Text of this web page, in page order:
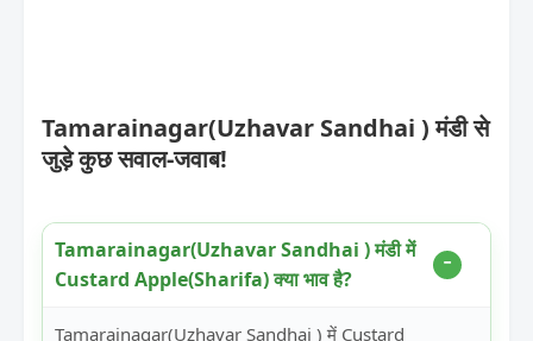
Tamarainagar(Uzhavar Sandhai ) मंडी से
जुड़े कुछ सवाल-जवाब!
Tamarainagar(Uzhavar Sandhai ) मंडी में
Custard Apple(Sharifa) क्या भाव है?
Tamarainagar(Uzhavar Sandhai ) में Custard